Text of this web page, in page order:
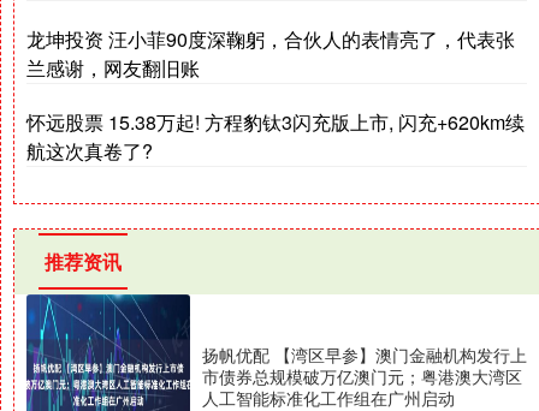
龙坤投资 汪小菲90度深鞠躬，合伙人的表情亮了，代表张
兰感谢，网友翻旧账
怀远股票 15.38万起! 方程豹钛3闪充版上市, 闪充+620km续
航这次真卷了?
推荐资讯
扬帆优配 【湾区早参】澳门金融机构发行上
市债券总规模破万亿澳门元；粤港澳大湾区
人工智能标准化工作组在广州启动